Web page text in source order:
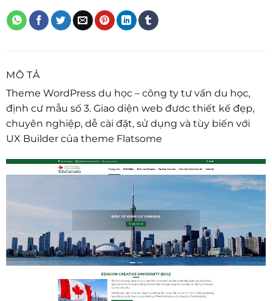
MÔ TẢ
Theme WordPress du học – công ty tư vấn du học,
định cư mẫu số 3. Giao diện web đươc thiết kế đẹp,
chuyên nghiệp, dễ cài đặt, sử dụng và tùy biến với
UX Builder của theme Flatsome